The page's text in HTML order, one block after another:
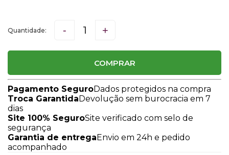
- +
COMPRAR
Pagamento SeguroDados protegidos na compra
Troca GarantidaDevolução sem burocracia em 7
dias
Site 100% SeguroSite verificado com selo de
segurança
Garantia de entregaEnvio em 24h e pedido
acompanhado